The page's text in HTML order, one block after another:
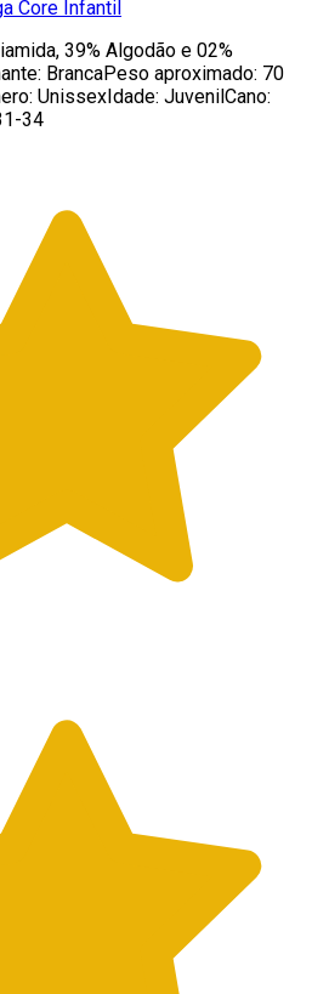
Core Infantil
39% Algodão e 02%
BrancaPeso aproximado: 70
UnissexIdade: JuvenilCano:
34